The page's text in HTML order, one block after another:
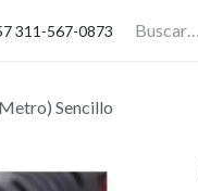
311-567-0873
Sencillo